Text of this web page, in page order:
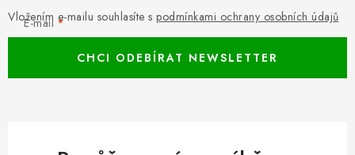
E-mail
Vložením e-mailu souhlasíte s podmínkami ochrany osobních údajů
CHCI ODEBÍRAT NEWSLETTER